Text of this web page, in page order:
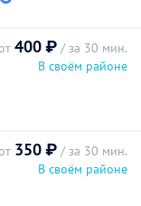
400 ₽ / за 30 мин.
В своём районе
350 ₽ / за 30 мин.
В своём районе